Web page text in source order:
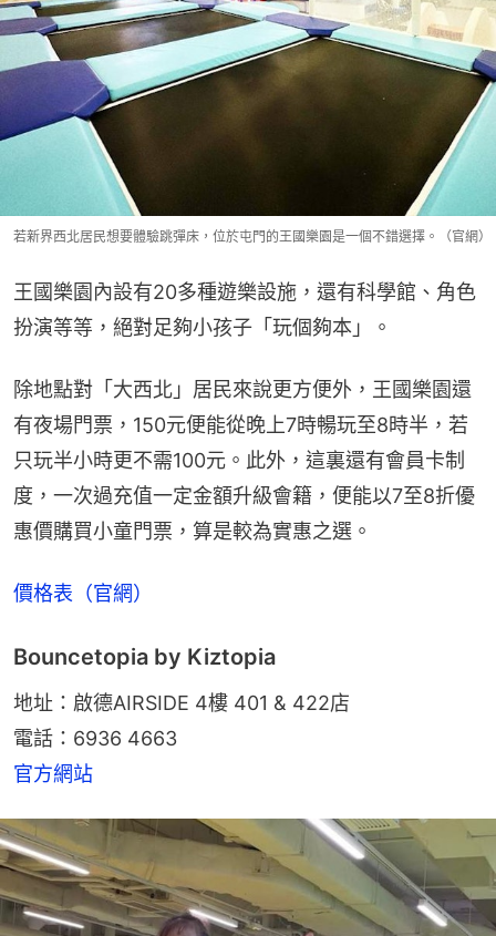
若新界西北居民想要體驗跳彈床，位於屯門的王國樂園是一個不錯選擇。（官網）
王國樂園內設有20多種遊樂設施，還有科學館、角色
扮演等等，絕對足夠小孩子「玩個夠本」。
除地點對「大西北」居民來說更方便外，王國樂園還
有夜場門票，150元便能從晚上7時暢玩至8時半，若
只玩半小時更不需100元。此外，這裏還有會員卡制
度，一次過充值一定金額升級會籍，便能以7至8折優
惠價購買小童門票，算是較為實惠之選。
價格表（官網）
Bouncetopia by Kiztopia
地址：啟德AIRSIDE 4樓 401 & 422店
電話：6936 4663
官方網站